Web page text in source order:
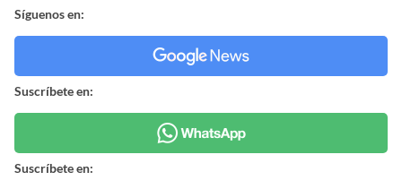
Síguenos en:
Suscríbete en:
Suscríbete en: